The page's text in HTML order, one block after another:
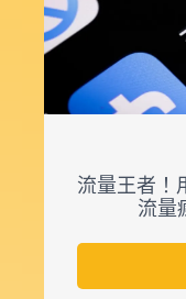
流量王者！
流量